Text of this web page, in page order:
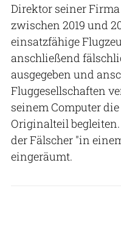
Direktor seiner
zwischen 2019 und
einsatzfähige
anschließend
ausgegeben und
Fluggesellschaften
seinem Computer
Originalteil
der Fälscher "in
eingeräumt.